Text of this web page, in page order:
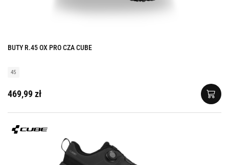
BUTY R.45 OX PRO CZA CUBE
45
469,99 zł